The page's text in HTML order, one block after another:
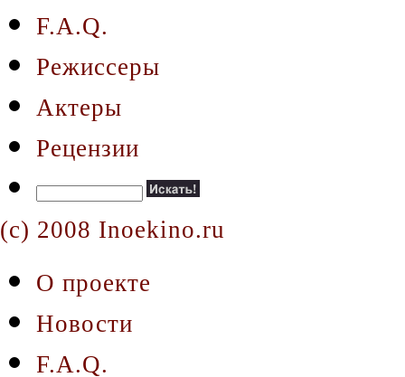
F.A.Q.
Режиссеры
Актеры
Рецензии
(c) 2008 Inoekino.ru
О проекте
Новости
F.A.Q.